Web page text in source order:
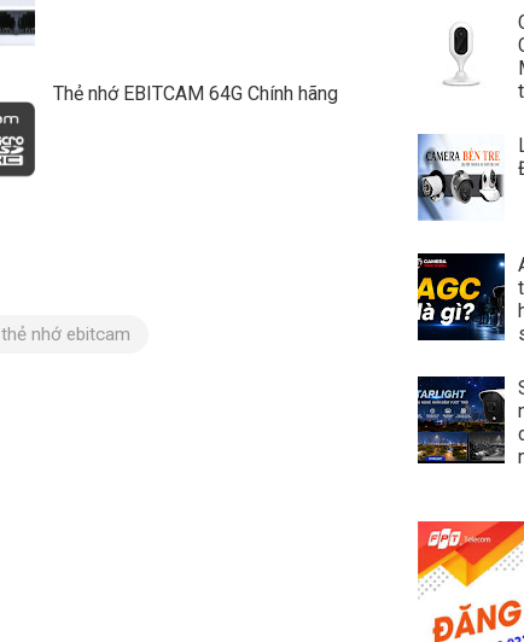
Thẻ nhớ EBITCAM 64G Chính hãng
thẻ nhớ ebitcam